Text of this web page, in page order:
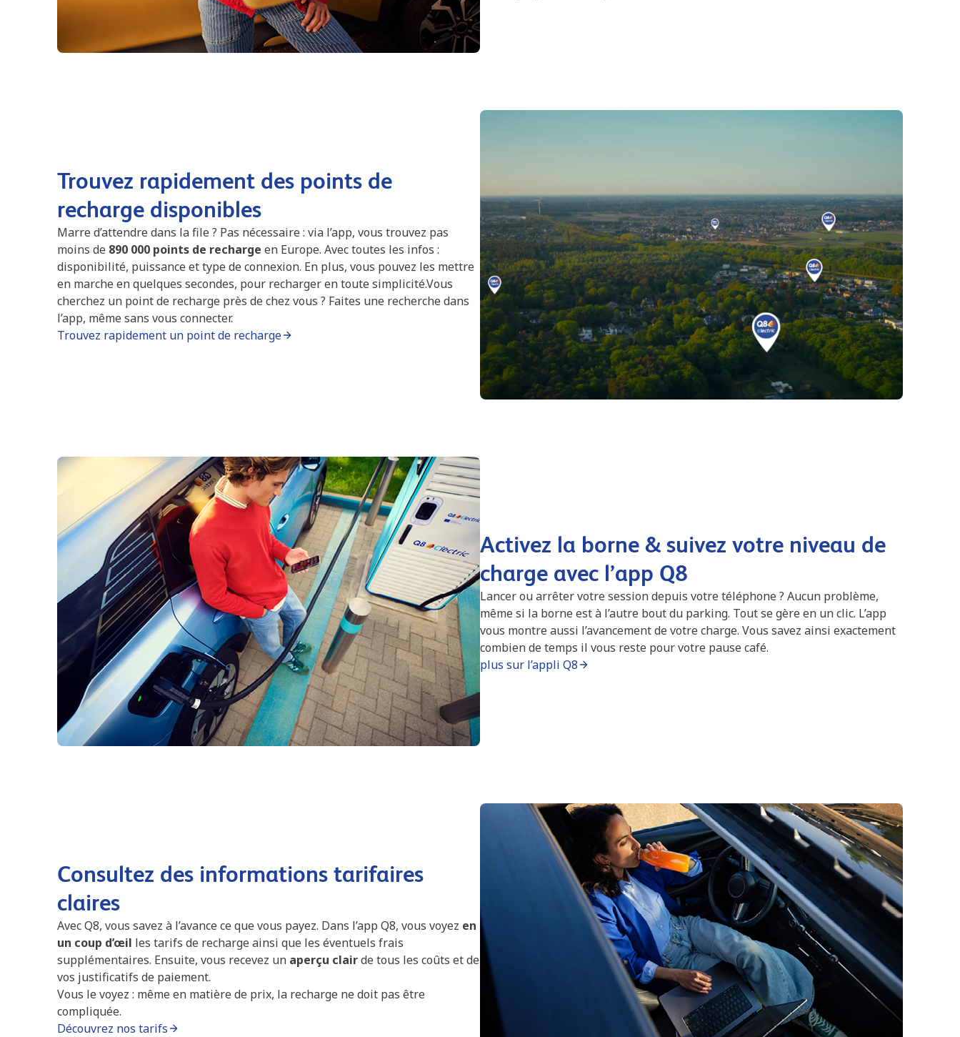
Trouvez rapidement des points de
recharge disponibles
Marre d’attendre dans la file ? Pas nécessaire : via l’app, vous trouvez pas
moins de 890 000 points de recharge en Europe. Avec toutes les infos :
disponibilité, puissance et type de connexion. En plus, vous pouvez les mettre
en marche en quelques secondes, pour recharger en toute simplicité.Vous
cherchez un point de recharge près de chez vous ? Faites une recherche dans
l’app, même sans vous connecter.
Trouvez rapidement un point de recharge
Activez la borne & suivez votre niveau de
charge avec l’app Q8
Lancer ou arrêter votre session depuis votre téléphone ? Aucun problème,
même si la borne est à l’autre bout du parking. Tout se gère en un clic. L’app
vous montre aussi l’avancement de votre charge. Vous savez ainsi exactement
combien de temps il vous reste pour votre pause café.
plus sur l’appli Q8
Consultez des informations tarifaires
claires
Avec Q8, vous savez à l’avance ce que vous payez. Dans l’app Q8, vous voyez en
un coup d’œil les tarifs de recharge ainsi que les éventuels frais
supplémentaires. Ensuite, vous recevez un aperçu clairde tous les coûts et de
vos justificatifs de paiement.
Vous le voyez : même en matière de prix, la recharge ne doit pas être
compliquée.
Découvrez nos tarifs